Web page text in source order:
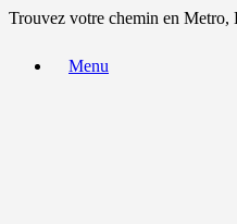
Trouvez votre chemin en Metro,
Menu